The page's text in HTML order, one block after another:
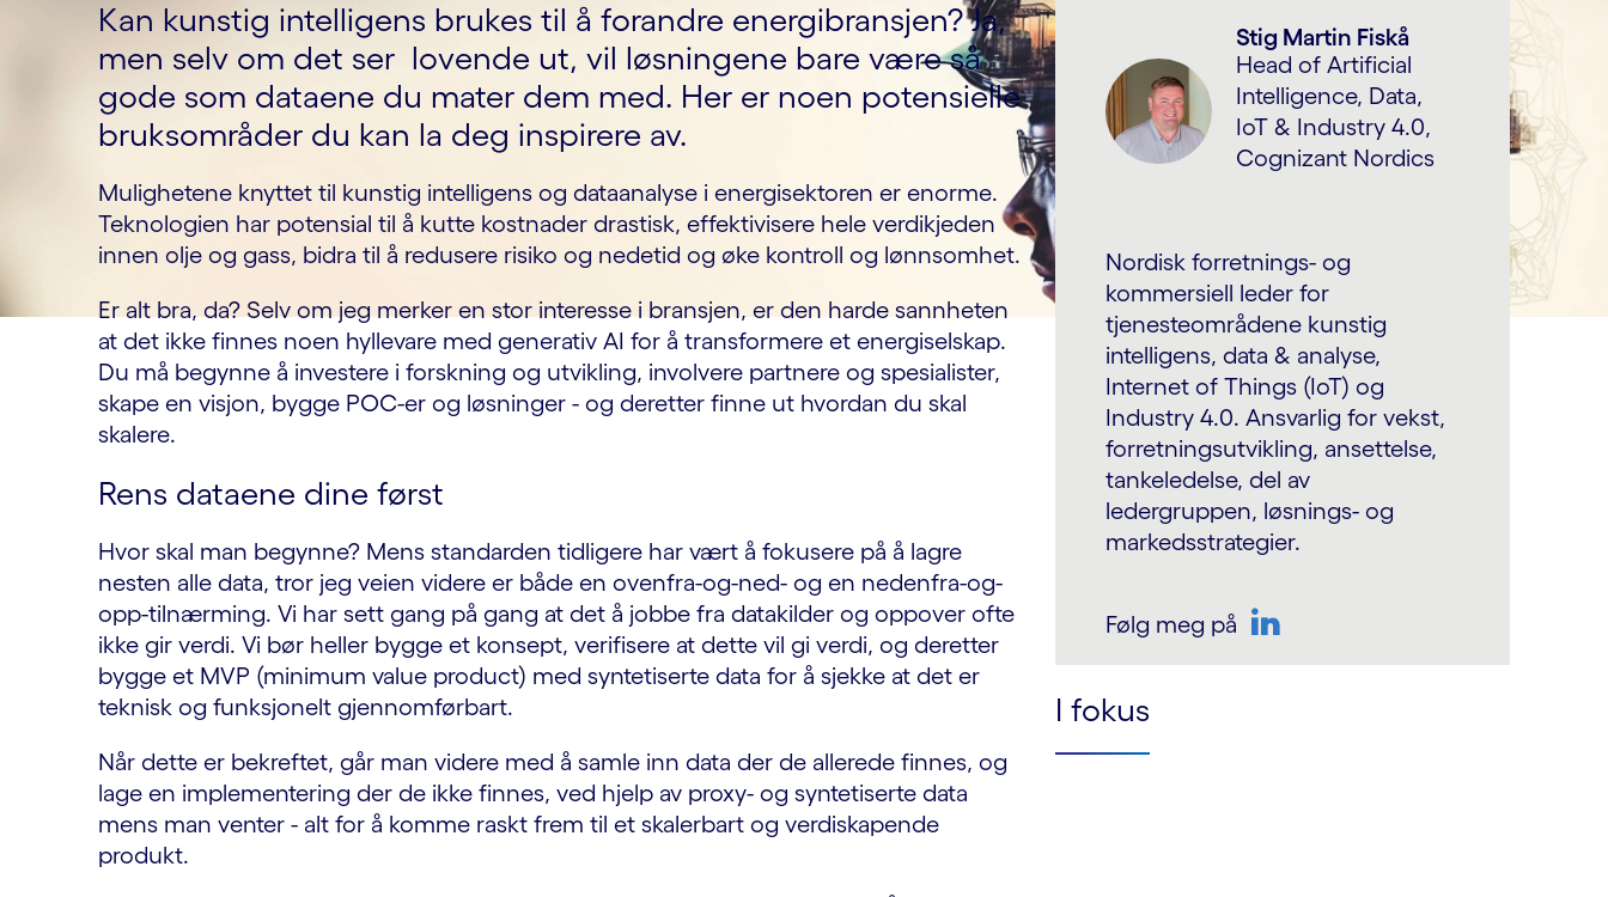
Kan kunstig intelligens brukes til å forandre energibransjen? Ja,
men selv om det ser lovende ut, vil løsningene bare være så
gode som dataene du mater dem med. Her er noen potensielle
bruksområder du kan la deg inspirere av.
Mulighetene knyttet til kunstig intelligens og dataanalyse i energisektoren er enorme.
Teknologien har potensial til å kutte kostnader drastisk, effektivisere hele verdikjeden
innen olje og gass, bidra til å redusere risiko og nedetid og øke kontroll og lønnsomhet.
Er alt bra, da? Selv om jeg merker en stor interesse i bransjen, er den harde sannheten
at det ikke finnes noen hyllevare med generativ AI for å transformere et energiselskap.
Du må begynne å investere i forskning og utvikling, involvere partnere og spesialister,
skape en visjon, bygge POC-er og løsninger - og deretter finne ut hvordan du skal
skalere.
Rens dataene dine først
Hvor skal man begynne? Mens standarden tidligere har vært å fokusere på å lagre
nesten alle data, tror jeg veien videre er både en ovenfra-og-ned- og en nedenfra-og-
opp-tilnærming. Vi har sett gang på gang at det å jobbe fra datakilder og oppover ofte
ikke gir verdi. Vi bør heller bygge et konsept, verifisere at dette vil gi verdi, og deretter
bygge et MVP (minimum value product) med syntetiserte data for å sjekke at det er
teknisk og funksjonelt gjennomførbart.
Når dette er bekreftet, går man videre med å samle inn data der de allerede finnes, og
lage en implementering der de ikke finnes, ved hjelp av proxy- og syntetiserte data
mens man venter - alt for å komme raskt frem til et skalerbart og verdiskapende
produkt.
Stig Martin Fiskå
Head of Artificial
Intelligence, Data,
IoT & Industry 4.0,
Cognizant Nordics
Nordisk forretnings- og
kommersiell leder for
tjenesteområdene kunstig
intelligens, data & analyse,
Internet of Things (IoT) og
Industry 4.0. Ansvarlig for vekst,
forretningsutvikling, ansettelse,
tankeledelse, del av
ledergruppen, løsnings- og
markedsstrategier.
Følg meg på
I fokus